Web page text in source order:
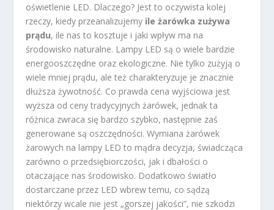
oświetlenie LED. Dlaczego? Jest to oczywista kolej
rzeczy, kiedy przeanalizujemy ile żarówka zużywa
prądu, ile nas to kosztuje i jaki wpływ ma na
środowisko naturalne. Lampy LED są o wiele bardzie
energooszczędne oraz ekologiczne. Nie tylko zużyją o
wiele mniej prądu, ale też charakteryzuje je znacznie
dłuższa żywotność. Co prawda cena wyjściowa jest
wyższa od ceny tradycyjnych żarówek, jednak ta
różnica zwraca się bardzo szybko, następnie zaś
generowane są oszczędności. Wymiana żarówek
żarowych na lampy LED to mądra decyzja, świadcząca
zarówno o przedsiębiorczości, jak i dbałości o
otaczające nas środowisko. Dodatkowo światło
dostarczane przez LED wbrew temu, co sądzą
niektórzy wcale nie jest „gorszej jakości”, nie szkodzi